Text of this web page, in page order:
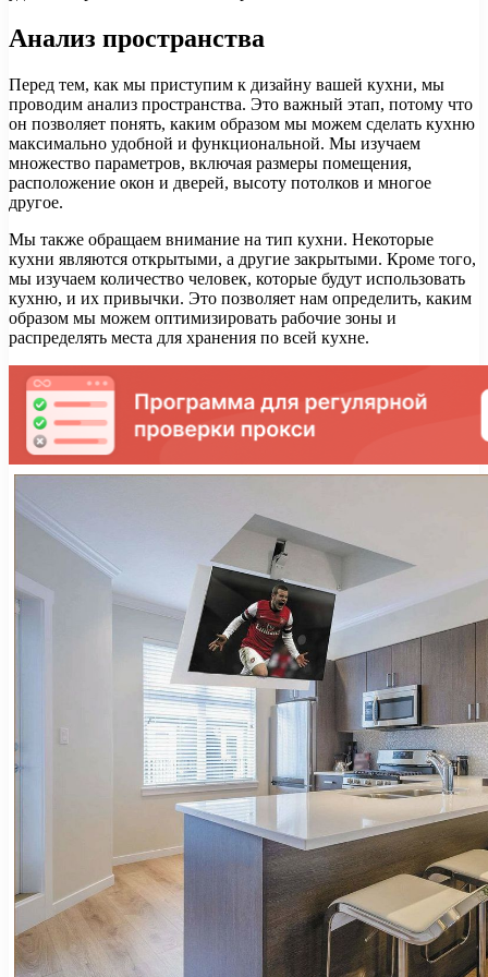
Анализ пространства
Перед тем, как мы приступим к дизайну вашей кухни, мы
проводим анализ пространства. Это важный этап, потому что
он позволяет понять, каким образом мы можем сделать кухню
максимально удобной и функциональной. Мы изучаем
множество параметров, включая размеры помещения,
расположение окон и дверей, высоту потолков и многое
другое.
Мы также обращаем внимание на тип кухни. Некоторые
кухни являются открытыми, а другие закрытыми. Кроме того,
мы изучаем количество человек, которые будут использовать
кухню, и их привычки. Это позволяет нам определить, каким
образом мы можем оптимизировать рабочие зоны и
распределять места для хранения по всей кухне.